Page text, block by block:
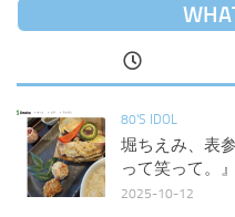
80'S IDOL
堀ちえみ、表
って笑って。』
2025-10-12